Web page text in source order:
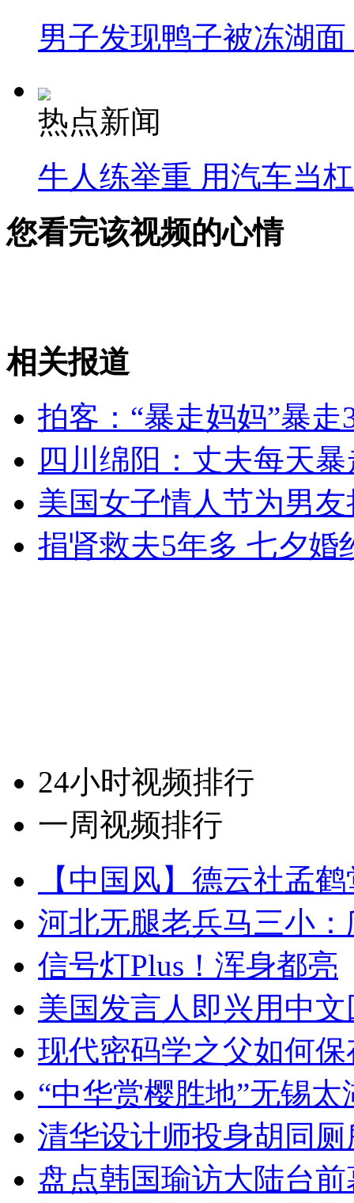
男子发现鸭子被冻湖
热点新闻
牛人练举重 用汽车当
您看完该视频的心情
相关报道
拍客：“暴走妈妈”暴
四川绵阳：丈夫每天
美国女子情人节为男友
捐肾救夫5年多 七夕婚
24小时视频排行
一周视频排行
【中国风】德云社孟
河北无腿老兵马三小
信号灯Plus！浑身都亮
美国发言人即兴用中
现代密码学之父如何
“中华赏樱胜地”无锡
清华设计师投身胡同
盘点韩国瑜访大陆台